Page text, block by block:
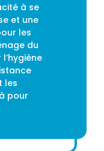
à se
et une
les
du
les
pour